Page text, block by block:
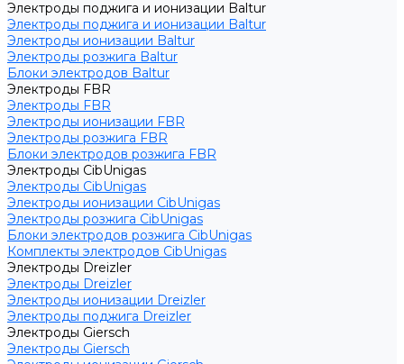
Электроды поджига и ионизации Baltur
Электроды поджига и ионизации Baltur
Электроды ионизации Baltur
Электроды розжига Baltur
Блоки электродов Baltur
Электроды FBR
Электроды FBR
Электроды ионизации FBR
Электроды розжига FBR
Блоки электродов розжига FBR
Электроды CibUnigas
Электроды CibUnigas
Электроды ионизации CibUnigas
Электроды розжига CibUnigas
Блоки электродов розжига CibUnigas
Комплекты электродов CibUnigas
Электроды Dreizler
Электроды Dreizler
Электроды ионизации Dreizler
Электроды поджига Dreizler
Электроды Giersch
Электроды Giersch